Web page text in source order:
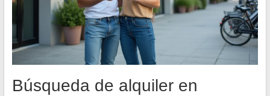
Búsqueda de alquiler en